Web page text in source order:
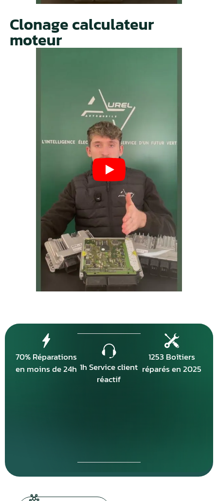
Clonage calculateur
moteur
70% Réparations
en moins de 24h 1h Service client
réactif
1253 Boîtiers
réparés en 2025